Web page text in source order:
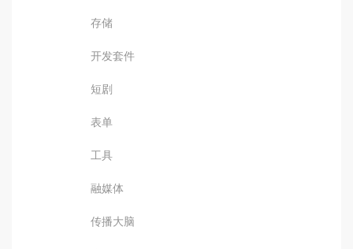
存储
开发套件
短剧
表单
工具
融媒体
传播大脑